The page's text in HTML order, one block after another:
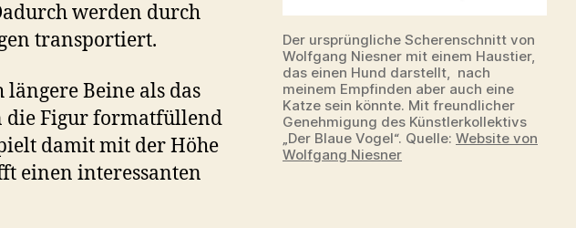
Der ursprüngliche Scherenschnitt von
Wolfgang Niesner mit einem Haustier,
das einen Hund darstellt, nach
meinem Empfinden aber auch eine
Katze sein könnte. Mit freundlicher
Genehmigung des Künstlerkollektivs
„Der Blaue Vogel“. Quelle: Website von
Wolfgang Niesner
werden durch
transportiert.
Beine als das
die Figur formatfüllend
damit mit der Höhe
einen interessanten